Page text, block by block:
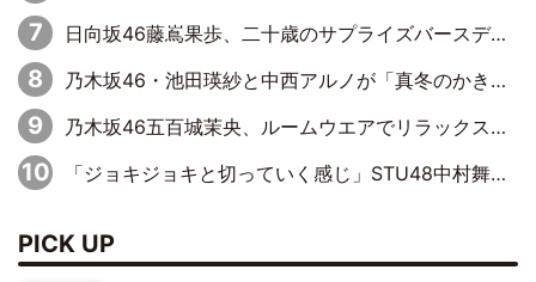
日向坂46藤嶌果歩、二十歳のサプライズバースデーに大喜び「頼られる先輩になれるように努力していきたい」
乃木坂46・池田瑛紗と中西アルノが「真冬のかき氷」騒動で火花散らす！ 因縁の裏にあるのは、逆境をともに“凌”ぐ似た者同士の絆
乃木坂46五百城茉央、ルームウエアでリラックス「今回のグラビアを見て成長を感じていただけるとうれしい」
「ジョキジョキと切っていく感じ」STU48中村舞、新しい挑戦は自らの手で
PICK UP